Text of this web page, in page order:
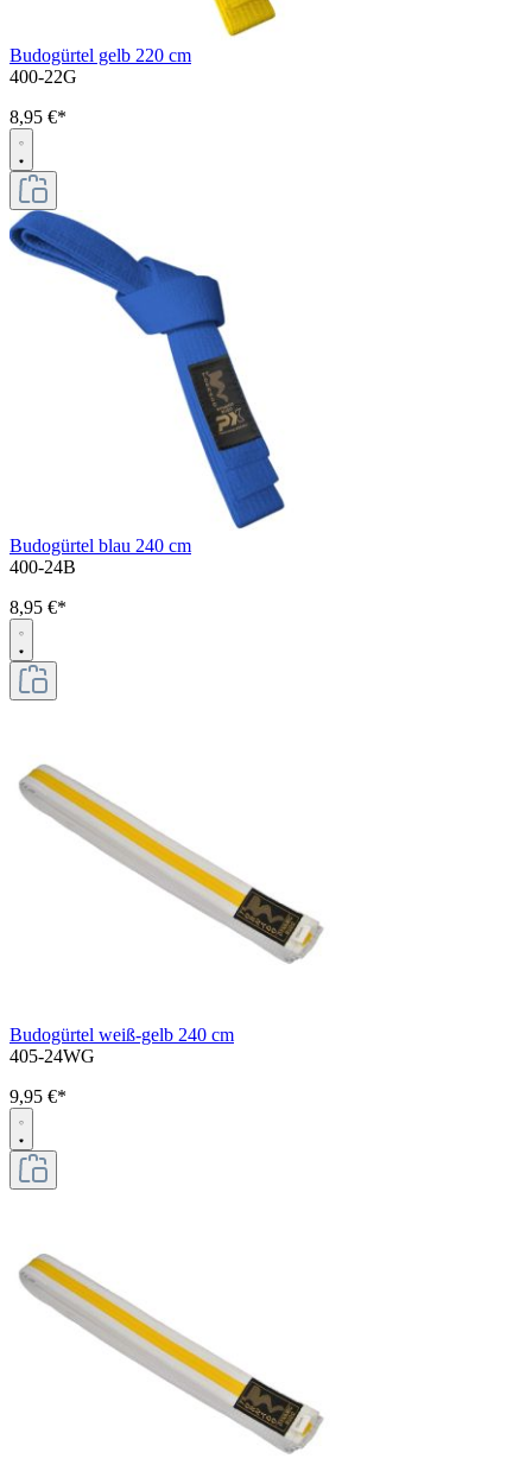
Budogürtel gelb 220 cm
400-22G
8,95 €*
Budogürtel blau 240 cm
400-24B
8,95 €*
Budogürtel weiß-gelb 240 cm
405-24WG
9,95 €*